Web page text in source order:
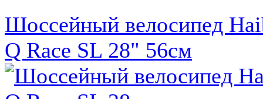
Шоссейный велосипед
Q Race SL 28" 56см